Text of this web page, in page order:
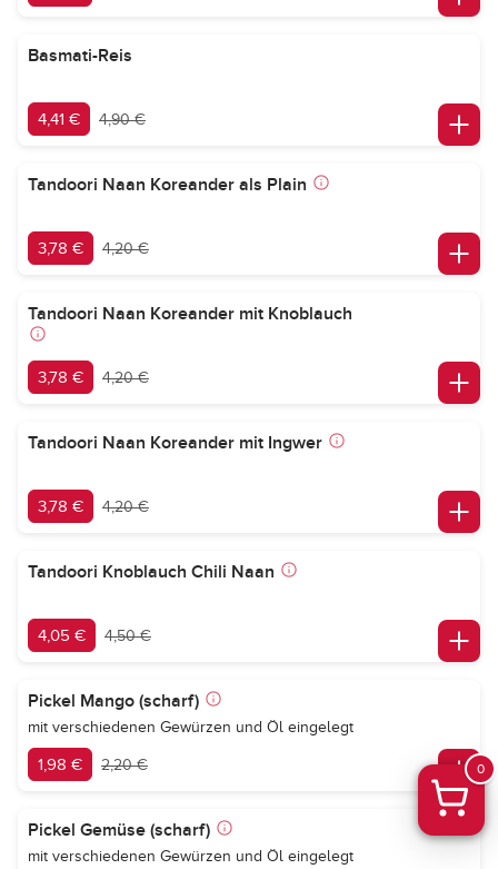
Basmati-Reis
4,41 € 4,90 €
Tandoori Naan Koreander als Plain
3,78 € 4,20 €
Tandoori Naan Koreander mit Knoblauch
3,78 € 4,20 €
Tandoori Naan Koreander mit Ingwer
3,78 € 4,20 €
Tandoori Knoblauch Chili Naan
4,05 € 4,50 €
Pickel Mango (scharf)
mit verschiedenen Gewürzen und Öl eingelegt
1,98 € 2,20 €
Pickel Gemüse (scharf)
mit verschiedenen Gewürzen und Öl eingelegt
0